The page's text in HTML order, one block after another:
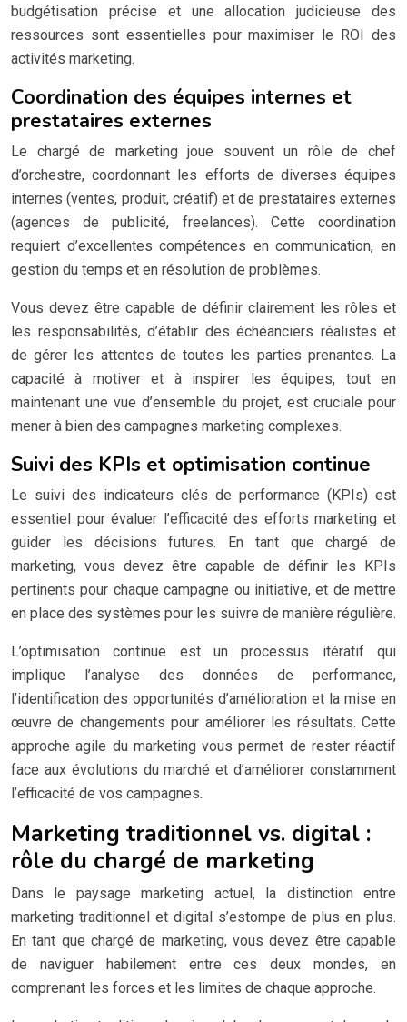
budgétisation précise et une allocation judicieuse des
ressources sont essentielles pour maximiser le ROI des
activités marketing.
Coordination des équipes internes et
prestataires externes
Le chargé de marketing joue souvent un rôle de chef
d’orchestre, coordonnant les efforts de diverses équipes
internes (ventes, produit, créatif) et de prestataires externes
(agences de publicité, freelances). Cette coordination
requiert d’excellentes compétences en communication, en
gestion du temps et en résolution de problèmes.
Vous devez être capable de définir clairement les rôles et
les responsabilités, d’établir des échéanciers réalistes et
de gérer les attentes de toutes les parties prenantes. La
capacité à motiver et à inspirer les équipes, tout en
maintenant une vue d’ensemble du projet, est cruciale pour
mener à bien des campagnes marketing complexes.
Suivi des KPIs et optimisation continue
Le suivi des indicateurs clés de performance (KPIs) est
essentiel pour évaluer l’efficacité des efforts marketing et
guider les décisions futures. En tant que chargé de
marketing, vous devez être capable de définir les KPIs
pertinents pour chaque campagne ou initiative, et de mettre
en place des systèmes pour les suivre de manière régulière.
L’optimisation continue est un processus itératif qui
implique l’analyse des données de performance,
l’identification des opportunités d’amélioration et la mise en
œuvre de changements pour améliorer les résultats. Cette
approche agile du marketing vous permet de rester réactif
face aux évolutions du marché et d’améliorer constamment
l’efficacité de vos campagnes.
Marketing traditionnel vs. digital :
rôle du chargé de marketing
Dans le paysage marketing actuel, la distinction entre
marketing traditionnel et digital s’estompe de plus en plus.
En tant que chargé de marketing, vous devez être capable
de naviguer habilement entre ces deux mondes, en
comprenant les forces et les limites de chaque approche.